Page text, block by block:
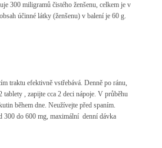
300 miligramů čistého ženšenu, celkem je v
účinné látky (ženšenu) v balení je 60 g.
traktu efektivně vstřebává. Denně po ránu,
tablety , zapijte cca 2 deci nápoje. V průběhu
během dne. Neužívejte před spaním.
300 do 600 mg, maximální denní dávka